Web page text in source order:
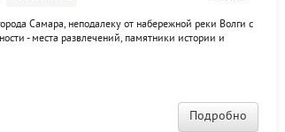
Самара, неподалеку от набережной реки Волги с
- места развлечений, памятники истории и
общественные учреждения. Для размещения гостей
Подробно